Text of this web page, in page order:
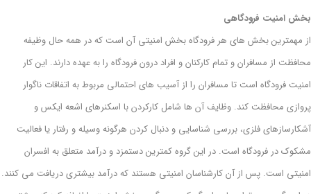
بخش امنیت فرودگاهی
از مهمترین بخش های هر فرودگاه بخش امنیتی آن است که در همه حال وظیفه
محافظت از مسافران و تمام کارکنان و افراد درون فرودگاه را به عهده دارند. این کار
امنیت فرودگاه است تا مسافران را از آسیب های احتمالی مربوط به اتفاقات ناگوار
پروازی محافظت کند. وظایف آن ها شامل کارکردن با اسکنرهای اشعه ایکس و
آشکارسازهای فلزی، بررسی شناسایی و دنبال کردن هرگونه وسیله و رفتار یا فعالیت
مشکوک در فرودگاه است. در این گروه کمترین دستمزد و درآمد متعلق به افسران
امنیتی است. پس از آن کارشناسان امنیتی هستند که درآمد بیشتری دریافت می کنند.